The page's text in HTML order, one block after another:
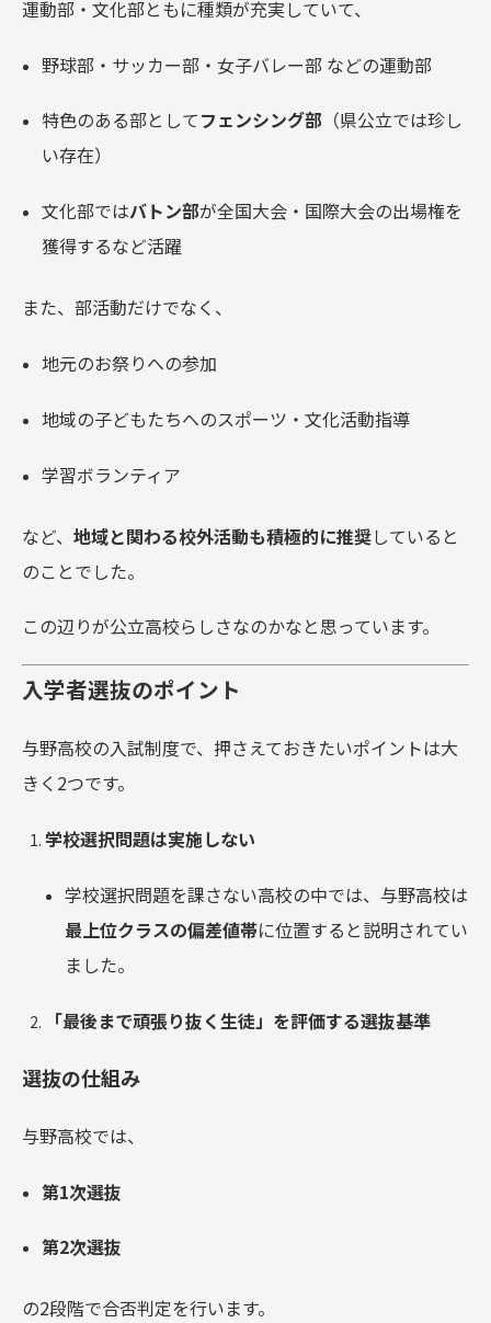
運動部・文化部ともに種類が充実していて、
野球部・サッカー部・女子バレー部 などの運動部
特色のある部としてフェンシング部 （県公立では珍し
い存在）
文化部ではバトン部が全国大会・国際大会の出場権を
獲得するなど活躍
また、部活動だけでなく、
地元のお祭りへの参加
地域の子どもたちへのスポーツ・文化活動指導
学習ボランティア
など、 地域と関わる校外活動も積極的に推奨していると
のことでした。
この辺りが公立高校らしさなのかなと思っています。
入学者選抜のポイント
与野高校の入試制度で、押さえておきたいポイントは大
きく2つです。
学校選択問題は実施しない
学校選択問題を課さない高校の中では、与野高校は
最上位クラスの偏差値帯に位置すると説明されてい
ました。
「最後まで頑張り抜く生徒」を評価する選抜基準
選抜の仕組み
与野高校では、
第1次選抜
第2次選抜
の2段階で合否判定を行います。